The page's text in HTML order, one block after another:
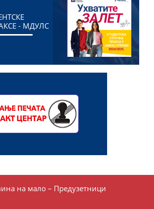
- МДУЛС
на мало – Предузетници